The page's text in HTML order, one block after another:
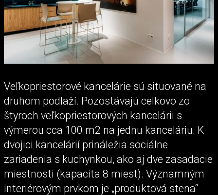
Veľkopriestorové kancelárie sú situované na
druhom podlaží. Pozostávajú celkovo zo
štyroch veľkopriestorových kancelárii s
výmerou cca 100 m2 na jednu kanceláriu. K
dvojici kancelárií prináležia sociálne
zariadenia s kuchynkou, ako aj dve zasadacie
miestnosti (kapacita 8 miest). Významným
interiérovým prvkom je „produktová stena“